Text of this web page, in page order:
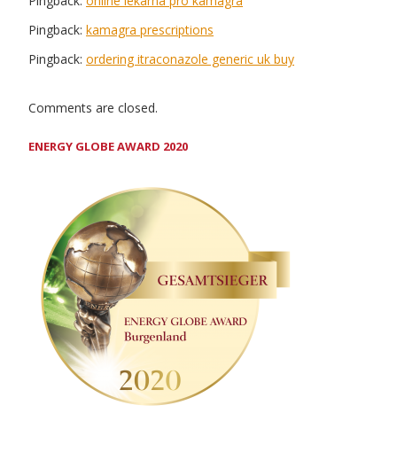
Pingback: kamagra prescriptions
Pingback: ordering itraconazole generic uk buy
Comments are closed.
ENERGY GLOBE AWARD 2020